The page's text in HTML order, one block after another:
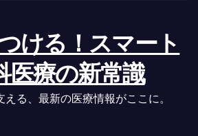
ける！スマート
医療の新常識
える、最新の医療情報がここに。